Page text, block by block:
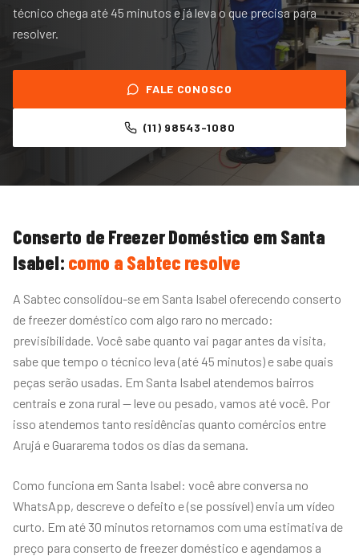
técnico chega até 45 minutos e já leva o que precisa para
resolver.
FALE CONOSCO
(11) 98543-1080
Conserto de Freezer Doméstico em Santa
Isabel: como a Sabtec resolve
A Sabtec consolidou-se em Santa Isabel oferecendo conserto
de freezer doméstico com algo raro no mercado:
previsibilidade. Você sabe quanto vai pagar antes da visita,
sabe que tempo o técnico leva (até 45 minutos) e sabe quais
peças serão usadas. Em Santa Isabel atendemos bairros
centrais e zona rural — leve ou pesado, vamos até você. Por
isso atendemos tanto residências quanto comércios entre
Arujá e Guararema todos os dias da semana.
Como funciona em Santa Isabel: você abre conversa no
WhatsApp, descreve o defeito e (se possível) envia um vídeo
curto. Em até 30 minutos retornamos com uma estimativa de
preço para conserto de freezer doméstico e agendamos a